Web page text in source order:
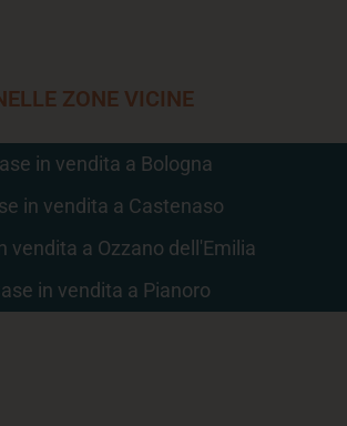
ZONE VICINE
in vendita a Bologna
in vendita a Castenaso
vendita a Ozzano dell'Emilia
in vendita a Pianoro